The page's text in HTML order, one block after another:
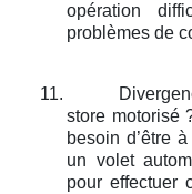
opération
problèmes de
11.
store motorisé
besoin d’être
un volet
pour effectuer